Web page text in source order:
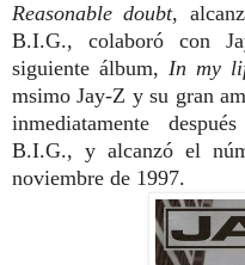
Reasonable doubt,
B.I.G., colaboró con
siguiente álbum, In my
msimo Jay-Z y su gran
inmediatamente
B.I.G., y alcanzó el
noviembre de 1997.